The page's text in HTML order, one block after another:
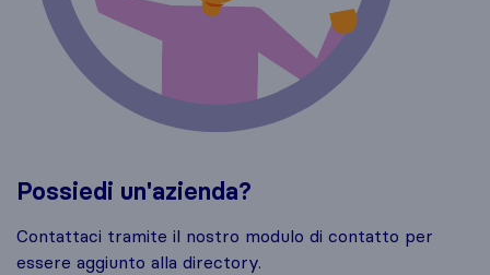
Possiedi un'azienda?
Contattaci tramite il nostro modulo di contatto per
essere aggiunto alla directory.